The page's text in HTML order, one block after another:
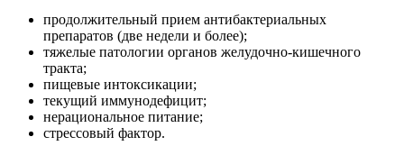
продолжительный прием антибактериальных
препаратов (две недели и более);
тяжелые патологии органов желудочно-кишечного
тракта;
пищевые интоксикации;
текущий иммунодефицит;
нерациональное питание;
стрессовый фактор.